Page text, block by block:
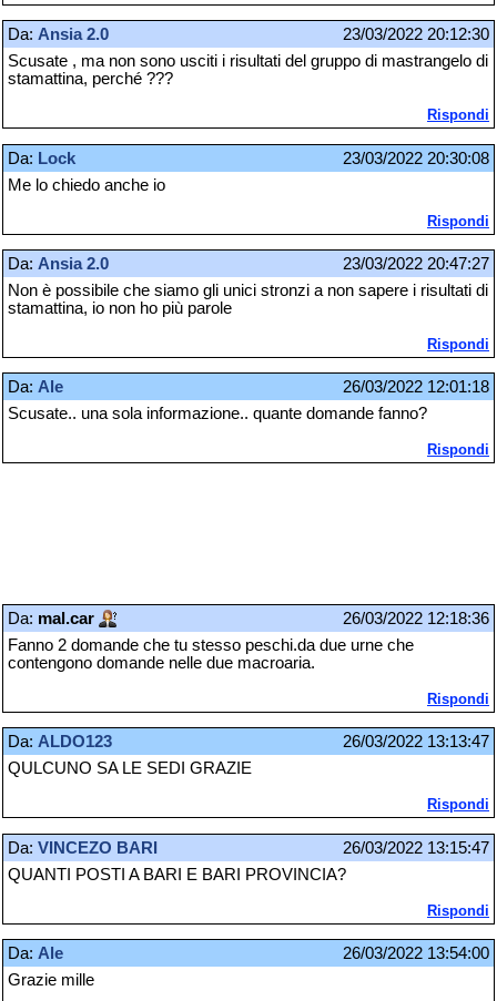
Da: Ansia 2.0
23/03/2022 20:12:30
Scusate , ma non sono usciti i risultati del gruppo di mastrangelo di
stamattina, perché ???
Rispondi
Da: Lock
23/03/2022 20:30:08
Me lo chiedo anche io
Rispondi
Da: Ansia 2.0
23/03/2022 20:47:27
Non è possibile che siamo gli unici stronzi a non sapere i risultati di
stamattina, io non ho più parole
Rispondi
Da: Ale
26/03/2022 12:01:18
Scusate.. una sola informazione.. quante domande fanno?
Rispondi
Da: mal.car
26/03/2022 12:18:36
Fanno 2 domande che tu stesso peschi.da due urne che
contengono domande nelle due macroaria.
Rispondi
Da: ALDO123
26/03/2022 13:13:47
QULCUNO SA LE SEDI GRAZIE
Rispondi
Da: VINCEZO BARI
26/03/2022 13:15:47
QUANTI POSTI A BARI E BARI PROVINCIA?
Rispondi
Da: Ale
26/03/2022 13:54:00
Grazie mille